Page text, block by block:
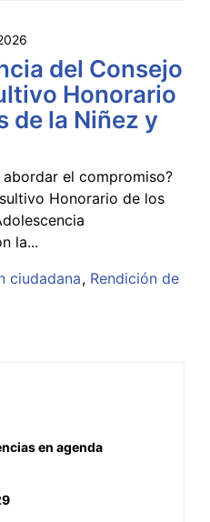
del Consejo
Honorario
de la Niñez y
el compromiso?
Honorario de los
la...
ciudadana Rendición de
en agenda